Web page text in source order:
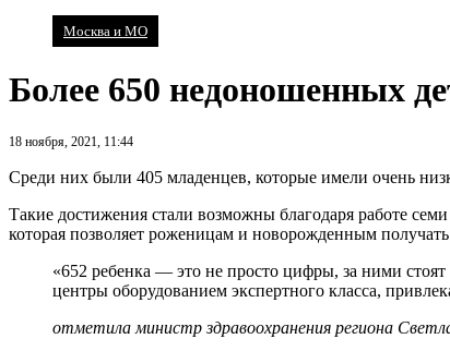
Москва и МО
Более 650 недоношенных
18 ноября, 2021, 11:44
Среди них были 405 младенцев, которые имели очень
Такие достижения стали возможны благодаря работе
которая позволяет роженицам и новорожденным
«652 ребенка — это не просто цифры, за ними
центры оборудованием экспертного класса,
отметила министр здравоохранения региона